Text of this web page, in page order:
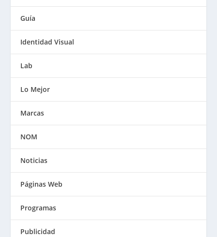
Guía
Identidad Visual
Lab
Lo Mejor
Marcas
NOM
Noticias
Páginas Web
Programas
Publicidad